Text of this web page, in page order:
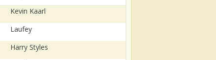
Kevin Kaarl
Laufey
Harry Styles